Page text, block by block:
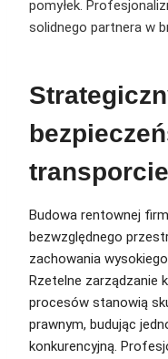
pomyłek.
solidnego partnera w
Budowa rentownej
bezwzględnego
zachowania
Rzetelne zarządzanie
procesów stanowią
prawnym, budując
konkurencyjną.